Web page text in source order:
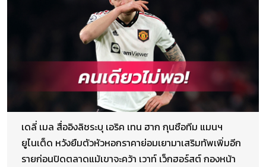
เดลี่ เมล สื่ออิงลิชระบุ เอริค เทน ฮาก กุนซือทีม แมนฯ
ยูไนเต็ด หวังยืมตัวหัวหอกราคาย่อมเยามาเสริมทัพเพิ่มอีก
รายก่อนปิดตลาดแม้เขาจะคว้า เวาท์ เว็กฮอร์สต์ กองหน้า